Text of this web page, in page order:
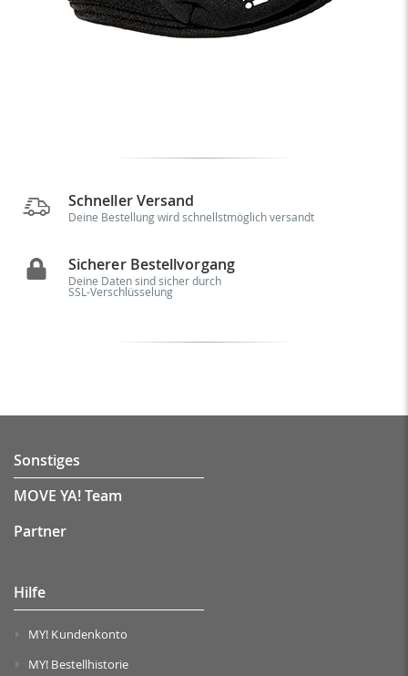
Schneller Versand
Deine Bestellung wird schnellstmöglich versandt
Sicherer Bestellvorgang
Deine Daten sind sicher durch
SSL-Verschlüsselung
Sonstiges
MOVE YA! Team
Partner
Hilfe
MY! Kundenkonto
MY! Bestellhistorie